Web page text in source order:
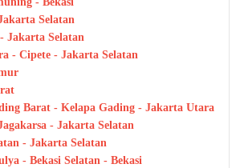
Selatan
Jakarta Selatan
- Cipete - Jakarta Selatan
Barat - Kelapa Gading - Jakarta Utara
- Jakarta Selatan
- Jakarta Selatan
- Bekasi Selatan - Bekasi